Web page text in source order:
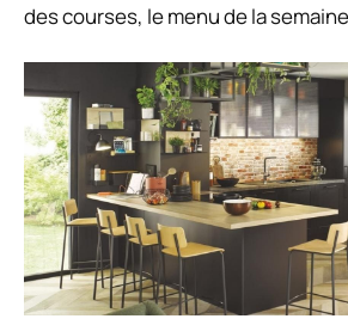
des courses, le menu de la